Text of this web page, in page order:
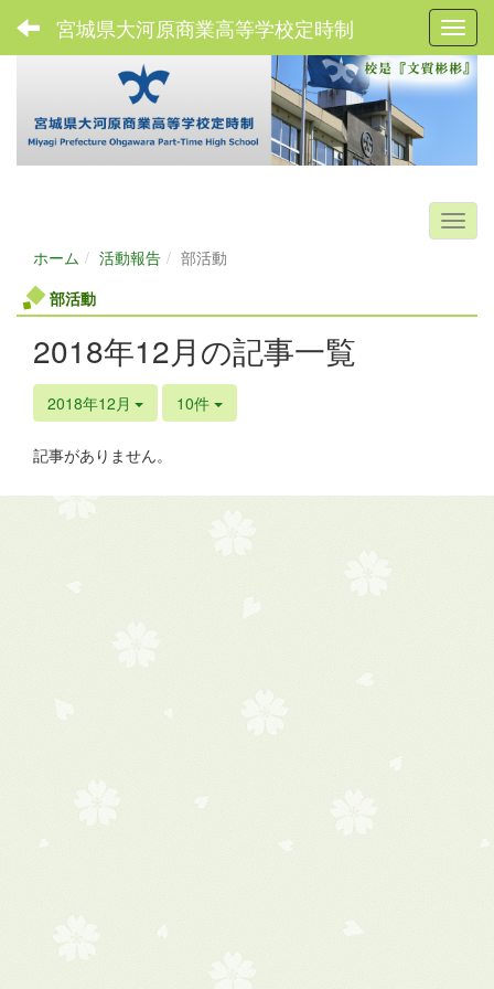
宮城県大河原商業高等学校定時制
ホーム 活動報告
部活動
部活動
2018年12月の記事一覧
2018年12月 10件
記事がありません。